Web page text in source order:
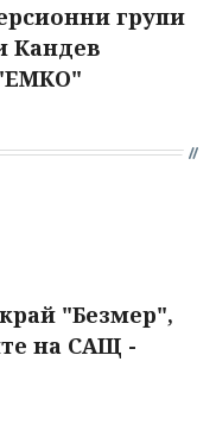
групи
Кандев
"Безмер",
на САЩ -